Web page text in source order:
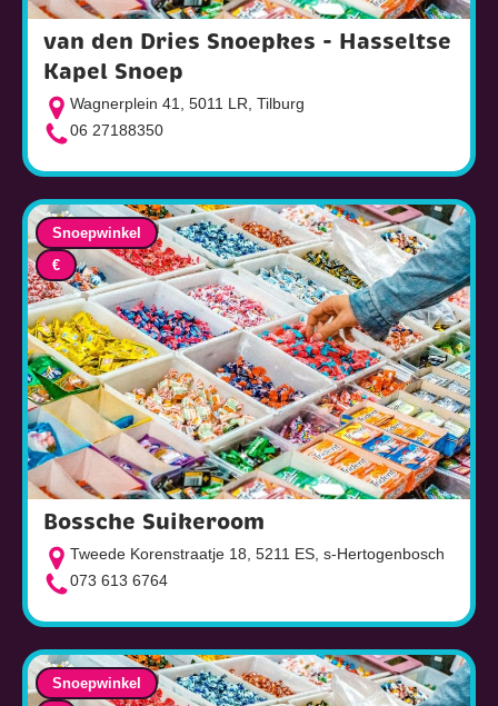
van den Dries Snoepkes - Hasseltse
Kapel Snoep
Wagnerplein 41, 5011 LR, Tilburg
06 27188350
Bossche Suikeroom
Tweede Korenstraatje 18, 5211 ES, s-Hertogenbosch
073 613 6764
Snoepwinkel
€
Snoepwinkel